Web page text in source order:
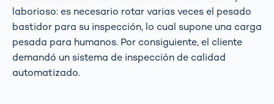
laborioso: es necesario rotar varias veces el pesado
bastidor para su inspección, lo cual supone una carga
pesada para humanos. Por consiguiente, el cliente
demandó un sistema de inspección de calidad
automatizado.